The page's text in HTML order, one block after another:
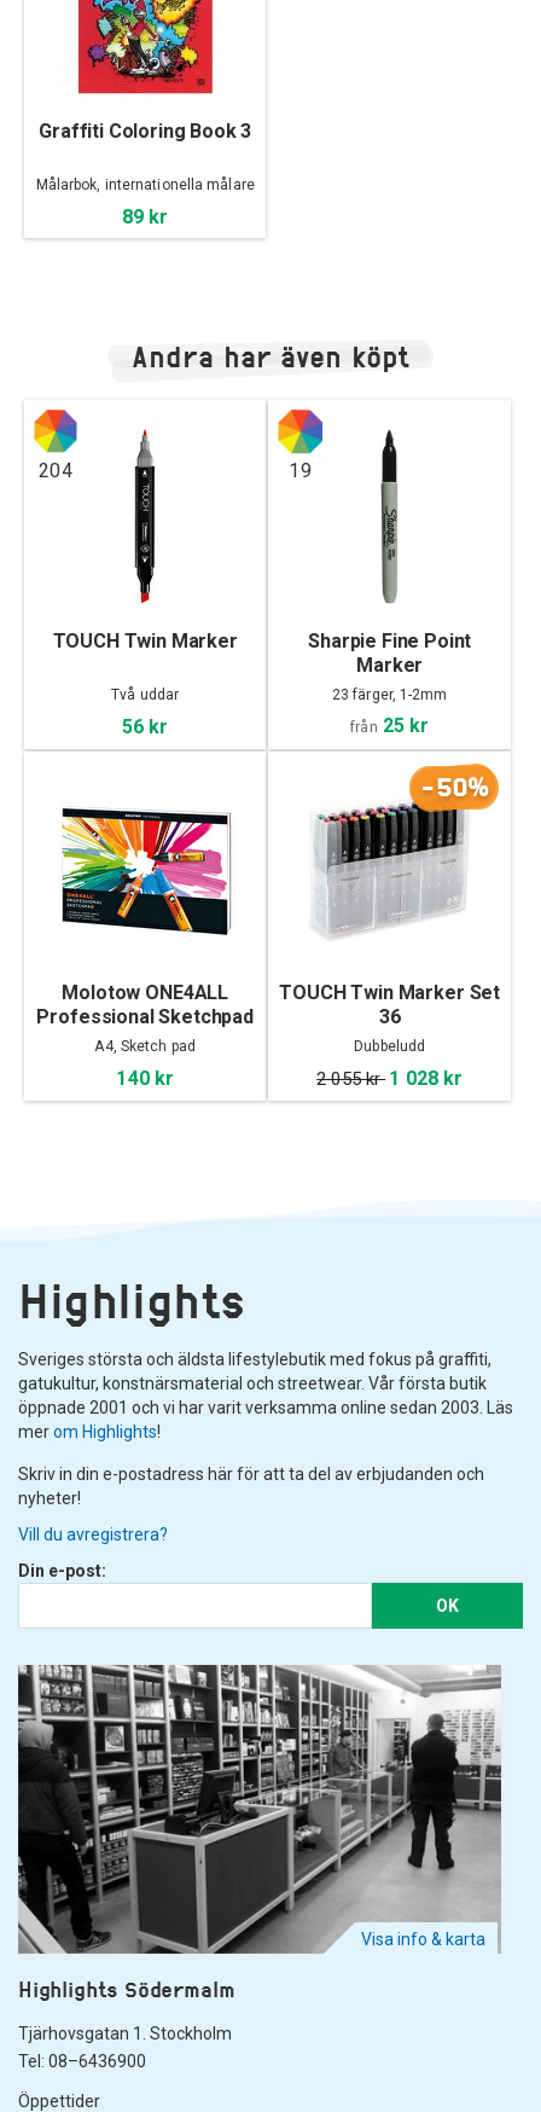
Graffiti Coloring Book 3
Målarbok, internationella målare
89 kr
Andra har även köpt
204
TOUCH Twin Marker
Två uddar
56 kr
19
Sharpie Fine Point
Marker
23 färger, 1-2mm
från 25 kr
Molotow ONE4ALL
Professional Sketchpad
A4
A4, Sketch pad
140 kr
-50%
TOUCH Twin Marker Set
36
Dubbeludd
2 055 kr 1 028 kr
Highlights
Sveriges största och äldsta lifestylebutik med fokus på graffiti,
gatukultur, konstnärsmaterial och streetwear. Vår första butik
öppnade 2001 och vi har varit verksamma online sedan 2003. Läs
merom Highlights!
Skriv in din e-postadress här för att ta del av erbjudanden och
nyheter!
Vill du avregistrera?
Din e-post:
OK
Visa info & karta
Highlights Södermalm
Tjärhovsgatan 1. Stockholm
Tel: 08–6436900
Öppettider